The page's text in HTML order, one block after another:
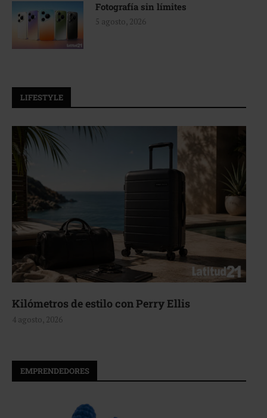
Fotografía sin límites
5 agosto, 2026
LIFESTYLE
de estilo con Perry Ellis
2026
EMPRENDEDORES